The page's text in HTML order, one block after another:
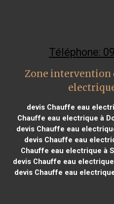
Téléphone:
Zone intervention
devis Chauffe eau
Chauffe eau electrique à
devis Chauffe eau
devis Chauffe eau
Chauffe eau electrique à
devis Chauffe eau
devis Chauffe eau